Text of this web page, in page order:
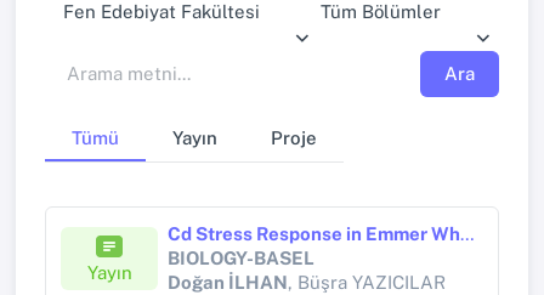
Fen Edebiyat Fakültesi Tüm Bölümler
Ara
Tümü Yayın Proje
Yayın
Cd Stress Response in Emmer Wheat (Triticum dicoccum Schrank) Varieties Under In Vitro Conditions and Remedial Effect of CaO Nanoparticles
BIOLOGY-BASEL
Doğan İLHAN, Büşra YAZICILAR